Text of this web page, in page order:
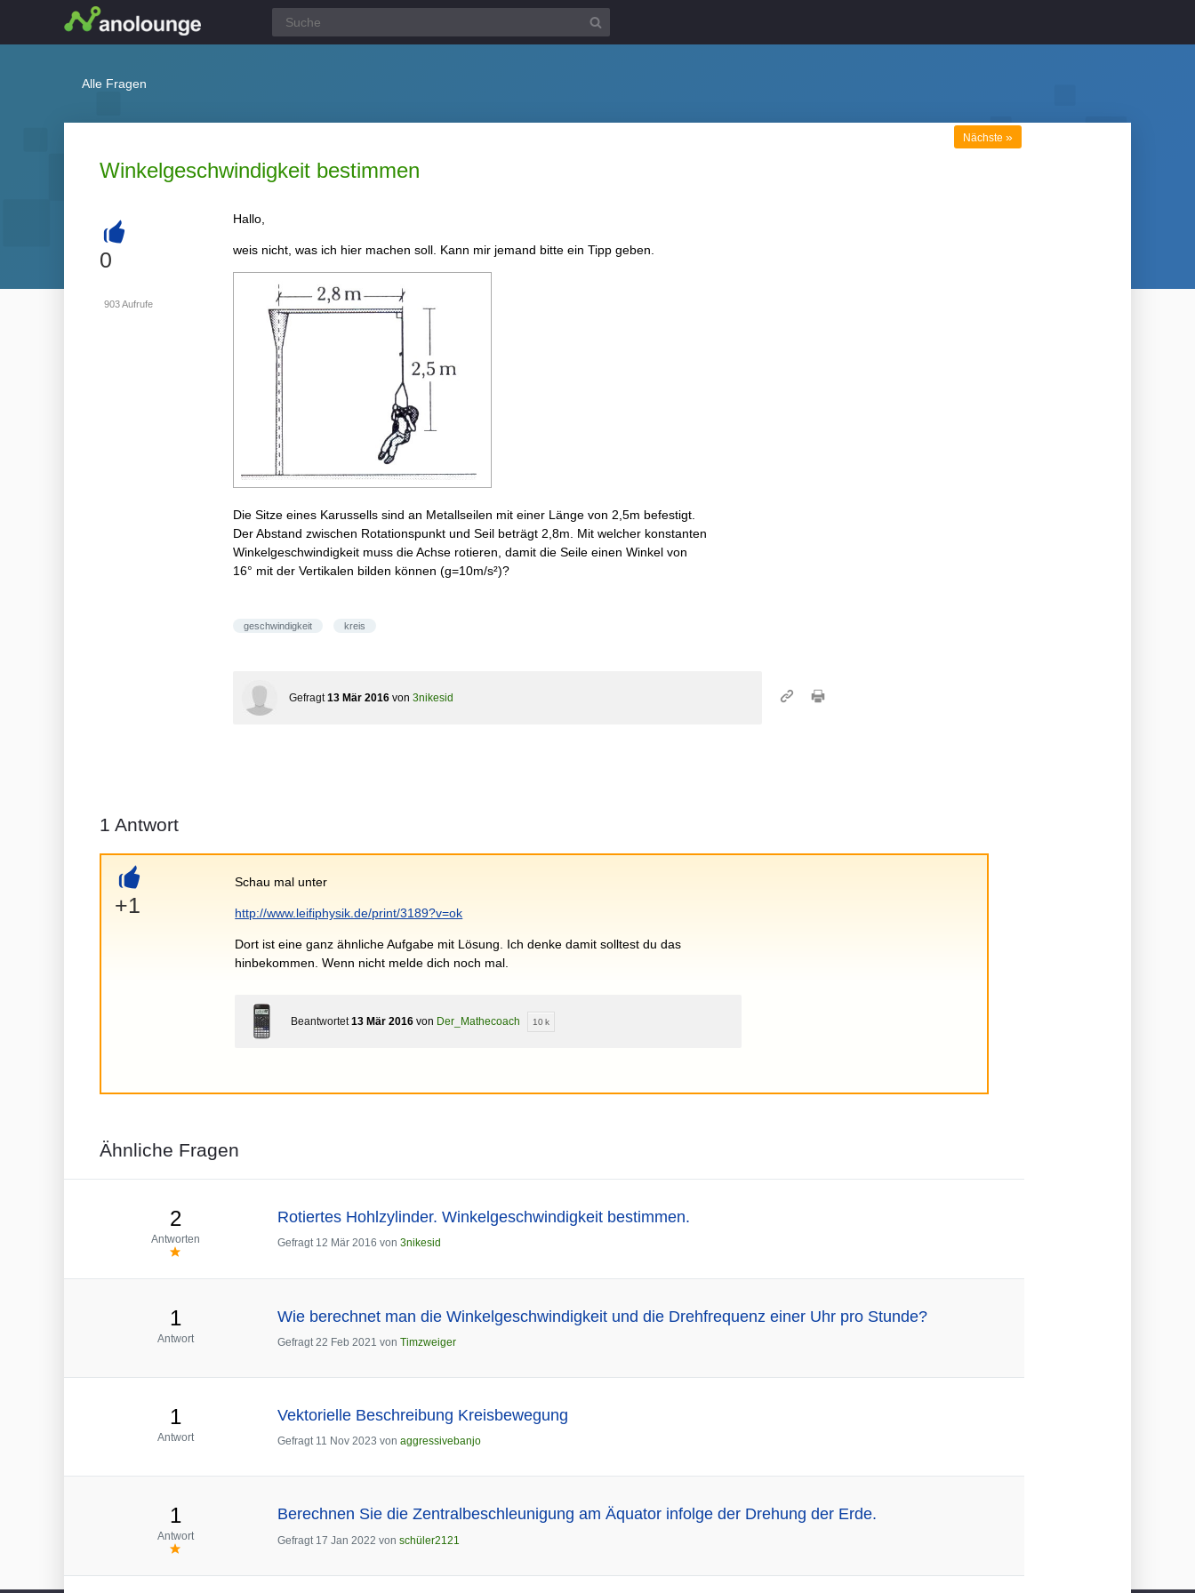
Alle Fragen
Winkelgeschwindigkeit bestimmen
Nächste »
+
0
903Aufrufe
Hallo,
weis nicht, was ich hier machen soll. Kann mir jemand bitte ein Tipp geben.
Die Sitze eines Karussells sind an Metallseilen mit einer Länge von 2,5m befestigt.
Der Abstand zwischen Rotationspunkt und Seil beträgt 2,8m. Mit welcher konstanten
Winkelgeschwindigkeit muss die Achse rotieren, damit die Seile einen Winkel von
16° mit der Vertikalen bilden können (g=10m/s²)?
geschwindigkeit kreis
Gefragt 13 Mär 2016 von 3nikesid
1 Antwort
+
+1
Schau mal unter
http://www.leifiphysik.de/print/3189?v=ok
Dort ist eine ganz ähnliche Aufgabe mit Lösung. Ich denke damit solltest du das
hinbekommen. Wenn nicht melde dich noch mal.
Beantwortet 13 Mär 2016 von Der_Mathecoach 10 k
Ähnliche Fragen
2
Antworten
Rotiertes Hohlzylinder. Winkelgeschwindigkeit bestimmen.
Gefragt 12 Mär 2016 von 3nikesid
1
Antwort
Wie berechnet man die Winkelgeschwindigkeit und die Drehfrequenz einer Uhr pro Stunde?
Gefragt 22 Feb 2021 von Timzweiger
1
Antwort
Vektorielle Beschreibung Kreisbewegung
Gefragt 11 Nov 2023 von aggressivebanjo
1
Antwort
Berechnen Sie die Zentralbeschleunigung am Äquator infolge der Drehung der Erde.
Gefragt 17 Jan 2022 von schüler2121